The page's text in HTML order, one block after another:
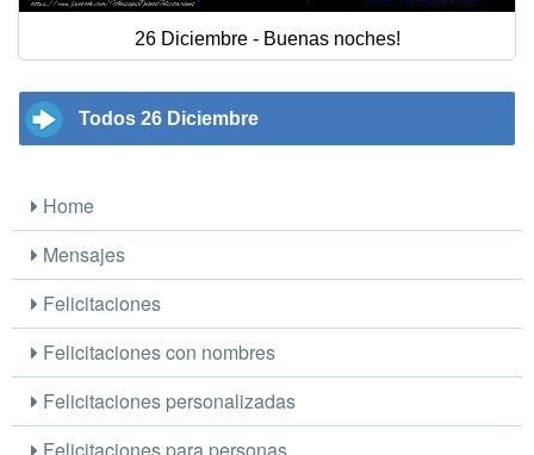
26 Diciembre - Buenas noches!
Todos 26 Diciembre
Home
Mensajes
Felicitaciones
Felicitaciones con nombres
Felicitaciones personalizadas
Felicitaciones para personas